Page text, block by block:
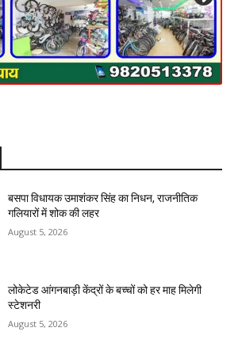
बसपा विधायक उमाशंकर सिंह का निधन, राजनीतिक
गलियारों में शोक की लहर
August 5, 2026
लोकेटेड आंगनबाड़ी केंद्रों के बच्चों को हर माह मिलेगी
स्टेशनरी
August 5, 2026